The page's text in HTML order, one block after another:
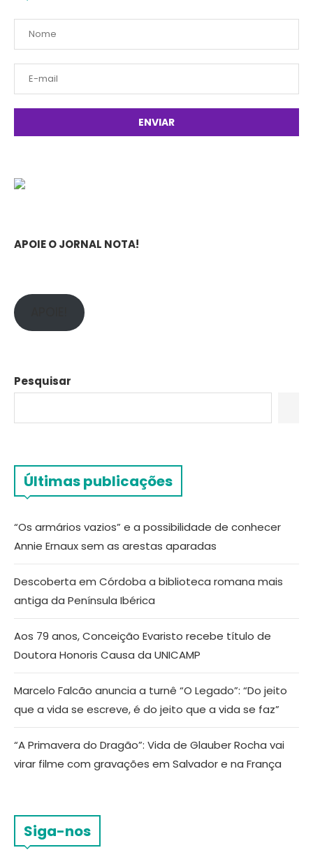
APOIE O JORNAL NOTA!
Pesquisar
Últimas publicações
“Os armários vazios” e a possibilidade de conhecer
Annie Ernaux sem as arestas aparadas
Descoberta em Córdoba a biblioteca romana mais
antiga da Península Ibérica
Aos 79 anos, Conceição Evaristo recebe título de
Doutora Honoris Causa da UNICAMP
Marcelo Falcão anuncia a turnê “O Legado”: “Do jeito
que a vida se escreve, é do jeito que a vida se faz”
“A Primavera do Dragão”: Vida de Glauber Rocha vai
virar filme com gravações em Salvador e na França
Siga-nos